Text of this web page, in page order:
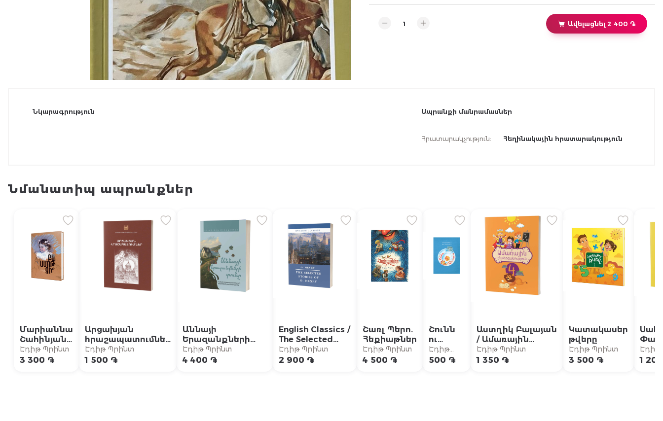
Ավելացնել 2 400 ֏
Նկարագրություն Ապրանքի մանրամասներ
Հրատարակչություն: Հեղինակային հրատարակություն
Նմանատիպ ապրանքներ
Մարիաննա
Շահինյան /
Բա ամոթ
չի՞
Էդիթ Պրինտ
3 300 ֏
Արցախյան
հրաշապատումներ
/ Մաս Ա (Արցախի
թեմի
Էդիթ Պրինտ
1 500 ֏
Աննայի
Երազանքների
տունը {5} /
«Աննան Խշշացող
Էդիթ Պրինտ
4 400 ֏
English Classics /
The Selected
Stories of
O.Henry / Օ.
Էդիթ Պրինտ
2 900 ֏
Շառլ Պերո.
Հեքիաթներ
Էդիթ Պրինտ
4 500 ֏
Շունն
ու
կատուն
Էդիթ
Պրինտ
500 ֏
Աստղիկ Բալայան
/ Ամառային
ընթերցանություն
- 4-րդ դասարան
Էդիթ Պրինտ
1 350 ֏
Կատակասեր
թվերը
Էդիթ Պրինտ
3 500 ֏
13
Էդիթ
1